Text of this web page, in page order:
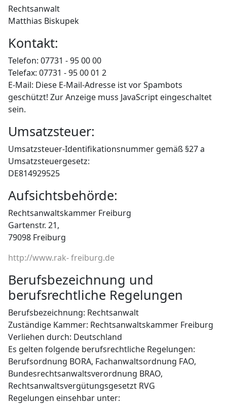
Rechtsanwalt
Matthias Biskupek
Kontakt:
Telefon: 07731 - 95 00 00
Telefax: 07731 - 95 00 01 2
E-Mail: Diese E-Mail-Adresse ist vor Spambots
geschützt! Zur Anzeige muss JavaScript eingeschaltet
sein.
Umsatzsteuer:
Umsatzsteuer-Identifikationsnummer gemäß §27 a
Umsatzsteuergesetz:
DE814929525
Aufsichtsbehörde:
Rechtsanwaltskammer Freiburg
Gartenstr. 21,
79098 Freiburg
http://www.rak- freiburg.de
Berufsbezeichnung und
berufsrechtliche Regelungen
Berufsbezeichnung: Rechtsanwalt
Zuständige Kammer: Rechtsanwaltskammer Freiburg
Verliehen durch: Deutschland
Es gelten folgende berufsrechtliche Regelungen:
Berufsordnung BORA, Fachanwaltsordnung FAO,
Bundesrechtsanwaltsverordnung BRAO,
Rechtsanwaltsvergütungsgesetzt RVG
Regelungen einsehbar unter: